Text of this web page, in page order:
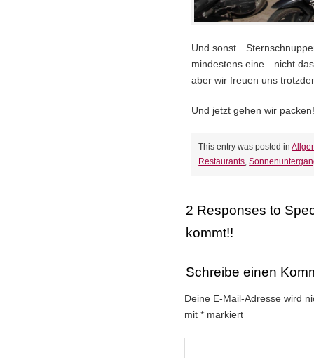
Und
mindestens eine…nicht
aber wir freuen uns
Und jetzt gehen wir
This entry was posted in
Restaurants,
2 Responses to
kommt!!
Schreibe einen
Deine E-Mail-Adresse wird
mit* markiert